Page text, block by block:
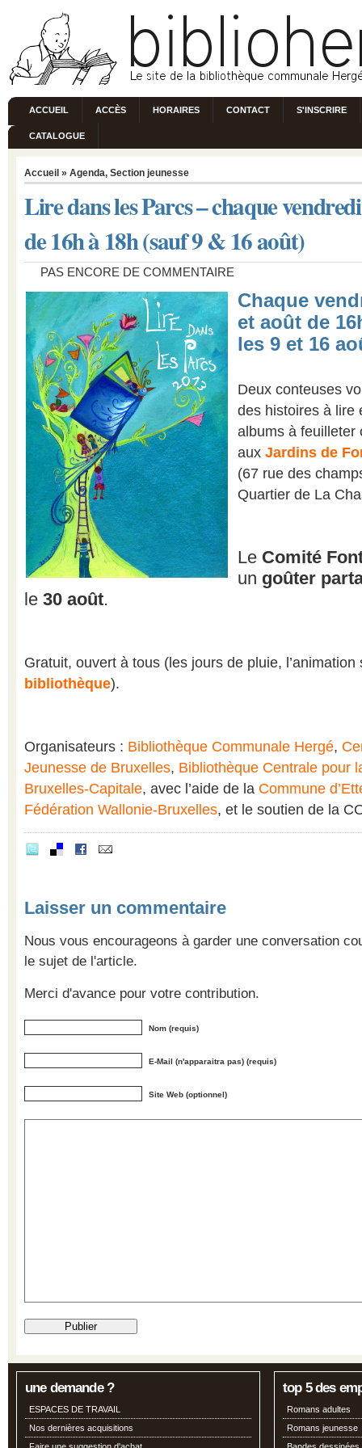
ACCUEIL ACCÈS HORAIRES CONTACT S'INSCRIRE
CATALOGUE
Accueil » Agenda, Section jeunesse
Lire dans les Parcs – chaque
de 16h à 18h (sauf 9 & 16 août)
PAS ENCORE DE COMMENTAIRE
Chaque
et août de
les 9 et 16
Deux conteuses
des histoires à lire
albums à
aux Jardins de
(67 rue des
Quartier de La
Le Comité
un goûter
le 30 août.
Gratuit, ouvert à tous (les jours de pluie, l’animation
bibliothèque).
Organisateurs : Bibliothèque Communale Hergé,
Jeunesse de Bruxelles, Bibliothèque Centrale pour
Bruxelles-Capitale, avec l’aide de la Commune
Fédération Wallonie-Bruxelles, et le soutien de la
Laisser un commentaire
Nous vous encourageons à garder une conversation
le sujet de l'article.
Merci d'avance pour votre contribution.
Nom (requis)
E-Mail (n'apparaitra pas) (requis)
Site Web (optionnel)
une demande ?
ESPACES DE TRAVAIL
Nos dernières acquisitions
top 5 des
Romans adultes
Romans jeunesse